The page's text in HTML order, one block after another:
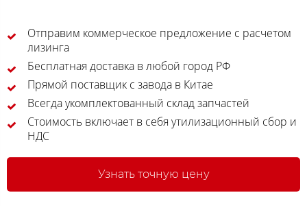
Отправим коммерческое предложение с расчетом
лизинга
Бесплатная доставка в любой город РФ
Прямой поставщик с завода в Китае
Всегда укомплектованный склад запчастей
Стоимость включает в себя утилизационный сбор и
НДС
Узнать точную цену